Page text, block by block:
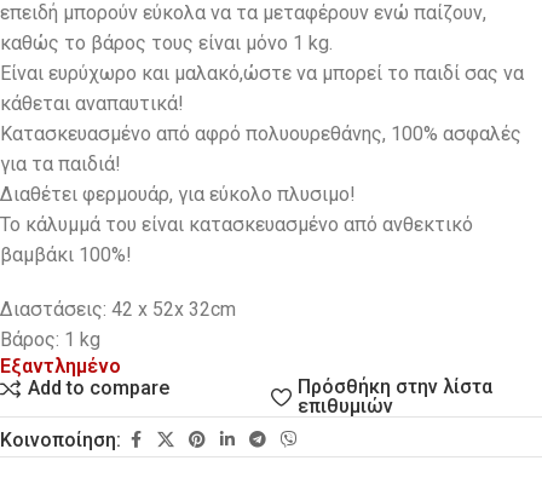
επειδή μπορούν εύκολα να τα μεταφέρουν ενώ παίζουν,
καθώς το βάρος τους είναι μόνο 1 kg.
Eίναι ευρύχωρο και μαλακό,ώστε να μπορεί το παιδί σας να
κάθεται αναπαυτικά!
Κατασκευασμένο από αφρό πολυουρεθάνης, 100% ασφαλές
για τα παιδιά!
Διαθέτει φερμουάρ, για εύκολο πλυσιμο!
Το κάλυμμά του είναι κατασκευασμένο από ανθεκτικό
βαμβάκι 100%!
Διαστάσεις: 42 x 52x 32cm
Βάρος: 1 kg
Εξαντλημένο
Add to compare
Πρόσθήκη στην λίστα
επιθυμιών
Κοινοποίηση: